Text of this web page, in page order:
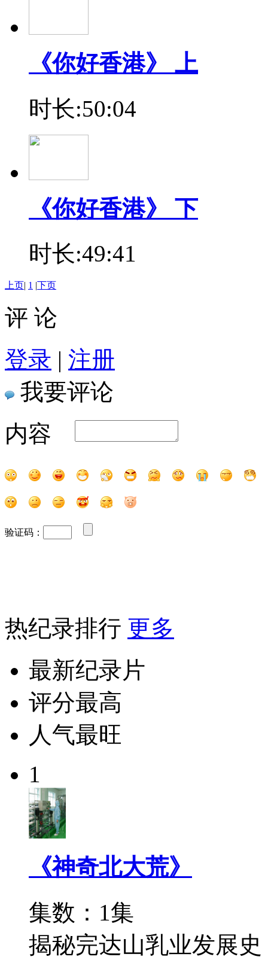
《你好香港》 上
时长:50:04
《你好香港》 下
时长:49:41
上页| 1 |下页
评 论
登录 | 注册
我要评论
内容
验证码：
热纪录排行 更多
最新纪录片
评分最高
人气最旺
1
《神奇北大荒》
集数：1集
揭秘完达山乳业发展史